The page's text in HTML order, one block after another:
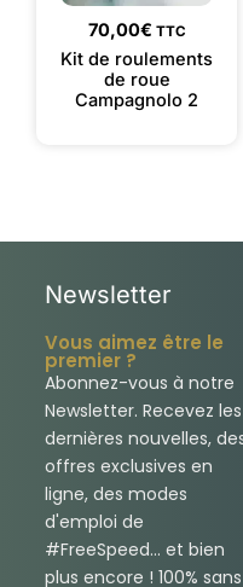
70,00€ TTC
Kit de roulements
de roue
Campagnolo 2
Newsletter
Vous aimez être le
premier ?
Abonnez-vous à notre
Newsletter. Recevez les
dernières nouvelles,
offres exclusives en
ligne, des modes
d'emploi de
#FreeSpeed... et bien
plus encore ! 100% sans